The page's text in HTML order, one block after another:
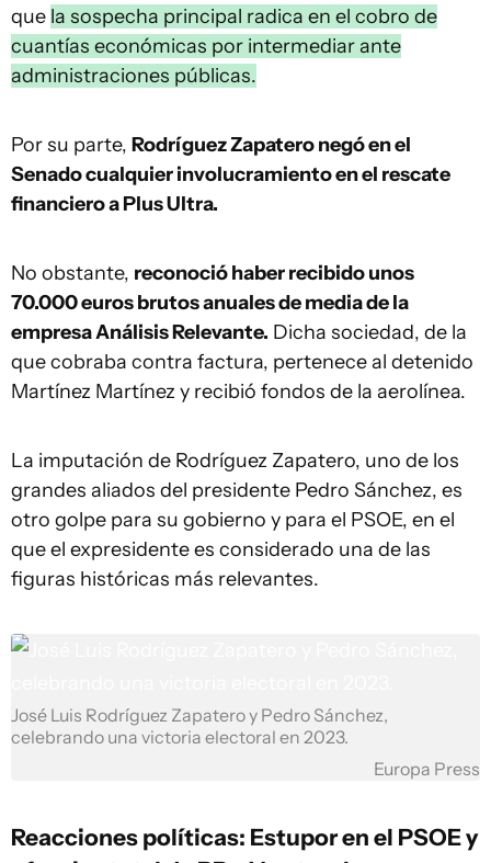
que la sospecha principal radica en el cobro de
cuantías económicas por intermediar ante
administraciones públicas.
Por su parte, Rodríguez Zapatero negó en el
Senado cualquier involucramiento en el rescate
financiero a Plus Ultra.
No obstante, reconoció haber recibido unos
70.000 euros brutos anuales de media de la
empresa Análisis Relevante. Dicha sociedad, de la
que cobraba contra factura, pertenece al detenido
Martínez Martínez y recibió fondos de la aerolínea.
La imputación de Rodríguez Zapatero, uno de los
grandes aliados del presidente Pedro Sánchez, es
otro golpe para su gobierno y para el PSOE, en el
que el expresidente es considerado una de las
figuras históricas más relevantes.
José Luis Rodríguez Zapatero y Pedro Sánchez,
celebrando una victoria electoral en 2023.
Europa Press
Reacciones políticas: Estupor en el PSOE y